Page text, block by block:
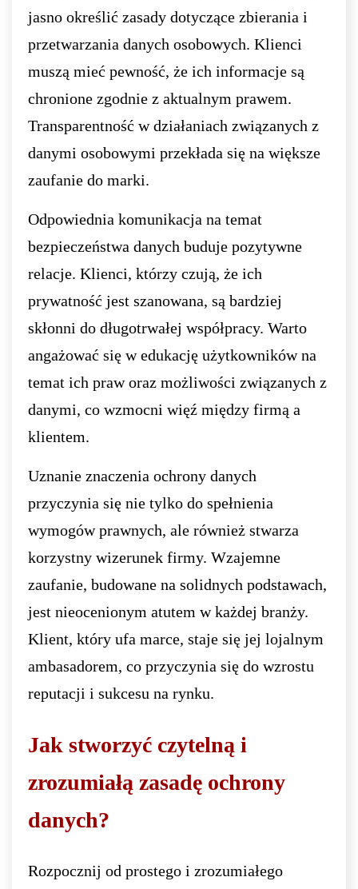
jasno określić zasady dotyczące zbierania i
przetwarzania danych osobowych. Klienci
muszą mieć pewność, że ich informacje są
chronione zgodnie z aktualnym prawem.
Transparentność w działaniach związanych z
danymi osobowymi przekłada się na większe
zaufanie do marki.
Odpowiednia komunikacja na temat
bezpieczeństwa danych buduje pozytywne
relacje. Klienci, którzy czują, że ich
prywatność jest szanowana, są bardziej
skłonni do długotrwałej współpracy. Warto
angażować się w edukację użytkowników na
temat ich praw oraz możliwości związanych z
danymi, co wzmocni więź między firmą a
klientem.
Uznanie znaczenia ochrony danych
przyczynia się nie tylko do spełnienia
wymogów prawnych, ale również stwarza
korzystny wizerunek firmy. Wzajemne
zaufanie, budowane na solidnych podstawach,
jest nieocenionym atutem w każdej branży.
Klient, który ufa marce, staje się jej lojalnym
ambasadorem, co przyczynia się do wzrostu
reputacji i sukcesu na rynku.
Jak stworzyć czytelną i
zrozumiałą zasadę ochrony
danych?
Rozpocznij od prostego i zrozumiałego